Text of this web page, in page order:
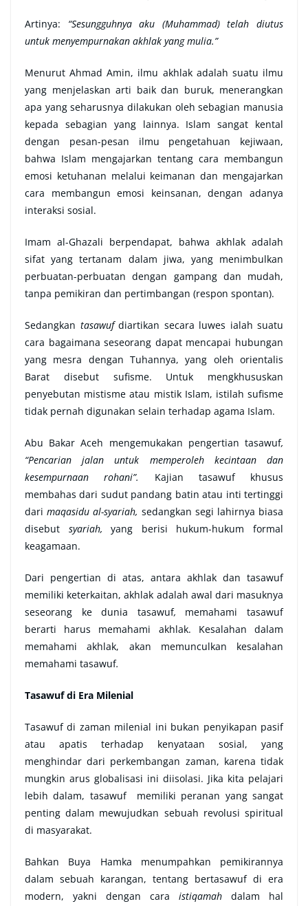
Artinya: “Sesungguhnya aku (Muhammad) telah diutus
untuk menyempurnakan akhlak yang mulia.”
Menurut Ahmad Amin, ilmu akhlak adalah suatu ilmu
yang menjelaskan arti baik dan buruk, menerangkan
apa yang seharusnya dilakukan oleh sebagian manusia
kepada sebagian yang lainnya. Islam sangat kental
dengan pesan-pesan ilmu pengetahuan kejiwaan,
bahwa Islam mengajarkan tentang cara membangun
emosi ketuhanan melalui keimanan dan mengajarkan
cara membangun emosi keinsanan, dengan adanya
interaksi sosial.
Imam al-Ghazali berpendapat, bahwa akhlak adalah
sifat yang tertanam dalam jiwa, yang menimbulkan
perbuatan-perbuatan dengan gampang dan mudah,
tanpa pemikiran dan pertimbangan (respon spontan).
Sedangkan tasawuf diartikan secara luwes ialah suatu
cara bagaimana seseorang dapat mencapai hubungan
yang mesra dengan Tuhannya, yang oleh orientalis
Barat disebut sufisme. Untuk mengkhususkan
penyebutan mistisme atau mistik Islam, istilah sufisme
tidak pernah digunakan selain terhadap agama Islam.
Abu Bakar Aceh mengemukakan pengertian tasawuf,
“Pencarian jalan untuk memperoleh kecintaan dan
kesempurnaan rohani”. Kajian tasawuf
khusus
membahas dari sudut pandang batin atau inti tertinggi
darimaqasidu al-syariah, sedangkan segi lahirnya biasa
disebut syariah, yang berisi hukum-hukum formal
keagamaan.
Dari pengertian di atas, antara akhlak dan tasawuf
memiliki keterkaitan, akhlak adalah awal dari masuknya
seseorang ke dunia tasawuf, memahami tasawuf
berarti harus memahami akhlak. Kesalahan dalam
memahami akhlak, akan memunculkan kesalahan
memahami tasawuf.
Tasawuf di Era Milenial
Tasawuf di zaman milenial ini bukan penyikapan pasif
atau apatis terhadap kenyataan sosial, yang
menghindar dari perkembangan zaman, karena tidak
mungkin arus globalisasi ini diisolasi. Jika kita pelajari
lebih dalam, tasawuf memiliki peranan yang sangat
penting dalam mewujudkan sebuah revolusi spiritual
di masyarakat.
Bahkan Buya Hamka menumpahkan pemikirannya
dalam sebuah karangan, tentang bertasawuf di era
modern, yakni dengan cara istiqamah dalam hal